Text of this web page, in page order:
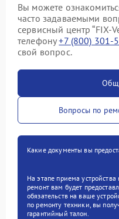
Вы можете
часто задаваемыми
сервисный центр “FIX-
телефону+7 (800) 301-
свой вопрос.
Вопросы по
Какие документы вы
На этапе приема
ремонт вам будет
обязательств на ваше
по ремонту техники, вы
гарантийный талон.